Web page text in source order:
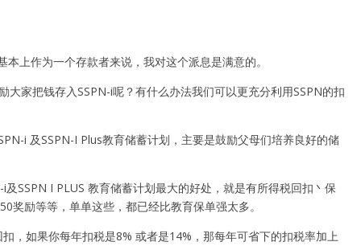
上作为一个存款者来说，我对这个派息是满意的。
家把钱存入SSPN-i呢？有什么办法我们可以更充分利用SSPN的扣
i 及SSPN-I Plus教育储蓄计划，主要是鼓励父母们培养良好的储
SSPN I PLUS 教育储蓄计划最大的好处，就是有所得税回扣丶保
励等等，单单这些，都已经比教育保单强太多。
，如果你每年扣税是8% 或者是14%，那每年可省下的扣税率加上